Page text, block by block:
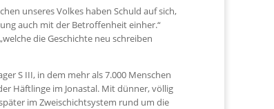
unseres Volkes haben Schuld auf sich,
auch mit der Betroffenheit einher.“
die Geschichte neu schreiben
S III, in dem mehr als 7.000 Menschen
Häftlinge im Jonastal. Mit dünner, völlig
im Zweischichtsystem rund um die